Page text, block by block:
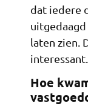
dat iedere
laten zien.
Hoe